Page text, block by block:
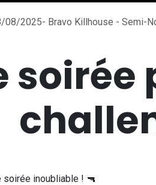
08/2025- Bravo Killhouse - Semi-
soirée
soirée inoubliable ! 🔫